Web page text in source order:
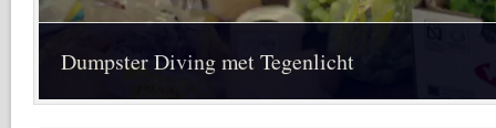
Dumpsterdam Catering in Leiden